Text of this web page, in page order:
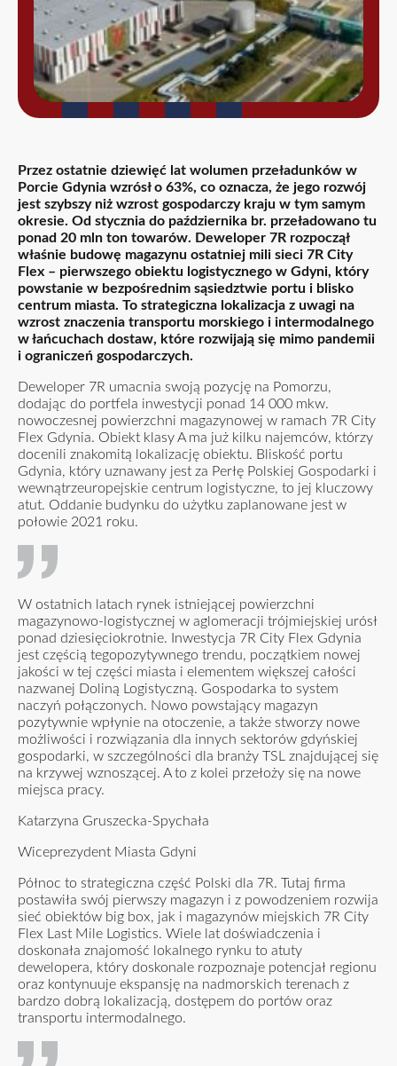
Przez ostatnie dziewięć lat wolumen przeładunków w
Porcie Gdynia wzrósł o 63%, co oznacza, że jego rozwój
jest szybszy niż wzrost gospodarczy kraju w tym samym
okresie. Od stycznia do października br. przeładowano tu
ponad 20 mln ton towarów. Deweloper 7R rozpoczął
właśnie budowę magazynu ostatniej mili sieci 7R City
Flex – pierwszego obiektu logistycznego w Gdyni, który
powstanie w bezpośrednim sąsiedztwie portu i blisko
centrum miasta. To strategiczna lokalizacja z uwagi na
wzrost znaczenia transportu morskiego i intermodalnego
w łańcuchach dostaw, które rozwijają się mimo pandemii
i ograniczeń gospodarczych.
Deweloper 7R umacnia swoją pozycję na Pomorzu,
dodając do portfela inwestycji ponad 14 000 mkw.
nowoczesnej powierzchni magazynowej w ramach 7R City
Flex Gdynia. Obiekt klasy A ma już kilku najemców, którzy
docenili znakomitą lokalizację obiektu. Bliskość portu
Gdynia, który uznawany jest za Perłę Polskiej Gospodarki i
wewnątrzeuropejskie centrum logistyczne, to jej kluczowy
atut. Oddanie budynku do użytku zaplanowane jest w
połowie 2021 roku.
W ostatnich latach rynek istniejącej powierzchni
magazynowo-logistycznej w aglomeracji trójmiejskiej urósł
ponad dziesięciokrotnie. Inwestycja 7R City Flex Gdynia
jest częścią tegopozytywnego trendu, początkiem nowej
jakości w tej części miasta i elementem większej całości
nazwanej Doliną Logistyczną. Gospodarka to system
naczyń połączonych. Nowo powstający magazyn
pozytywnie wpłynie na otoczenie, a także stworzy nowe
możliwości i rozwiązania dla innych sektorów gdyńskiej
gospodarki, w szczególności dla branży TSL znajdującej się
na krzywej wznoszącej. A to z kolei przełoży się na nowe
miejsca pracy.
Katarzyna Gruszecka-Spychała
Wiceprezydent Miasta Gdyni
Północ to strategiczna część Polski dla 7R. Tutaj firma
postawiła swój pierwszy magazyn i z powodzeniem rozwija
sieć obiektów big box, jak i magazynów miejskich 7R City
Flex Last Mile Logistics. Wiele lat doświadczenia i
doskonała znajomość lokalnego rynku to atuty
dewelopera, który doskonale rozpoznaje potencjał regionu
oraz kontynuuje ekspansję na nadmorskich terenach z
bardzo dobrą lokalizacją, dostępem do portów oraz
transportu intermodalnego.